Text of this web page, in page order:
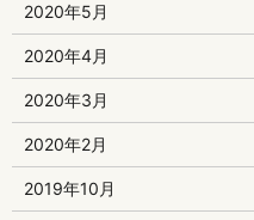
2020年5月
2020年4月
2020年3月
2020年2月
2019年10月